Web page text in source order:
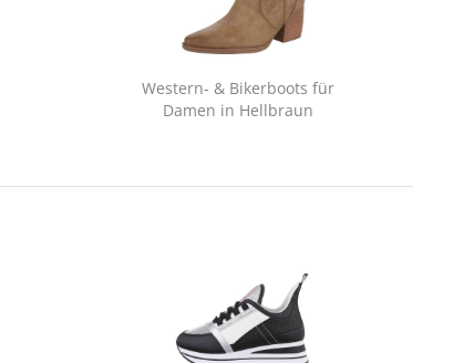
Western- & Bikerboots für
Damen in Hellbraun